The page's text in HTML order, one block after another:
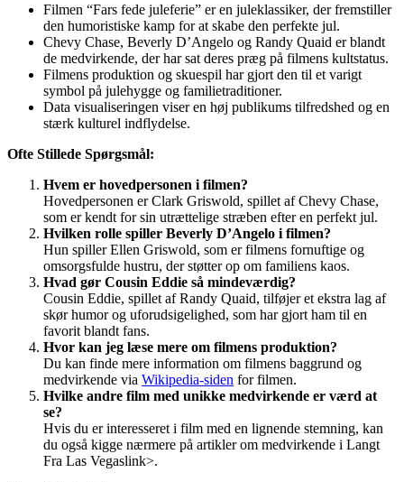
Filmen “Fars fede juleferie” er en juleklassiker, der fremstiller
den humoristiske kamp for at skabe den perfekte jul.
Chevy Chase, Beverly D’Angelo og Randy Quaid er blandt
de medvirkende, der har sat deres præg på filmens kultstatus.
Filmens produktion og skuespil har gjort den til et varigt
symbol på julehygge og familietraditioner.
Data visualiseringen viser en høj publikums tilfredshed og en
stærk kulturel indflydelse.
Ofte Stillede Spørgsmål:
Hvem er hovedpersonen i filmen?
Hovedpersonen er Clark Griswold, spillet af Chevy Chase,
som er kendt for sin utrættelige stræben efter en perfekt jul.
Hvilken rolle spiller Beverly D’Angelo i filmen?
Hun spiller Ellen Griswold, som er filmens fornuftige og
omsorgsfulde hustru, der støtter op om familiens kaos.
Hvad gør Cousin Eddie så mindeværdig?
Cousin Eddie, spillet af Randy Quaid, tilføjer et ekstra lag af
skør humor og uforudsigelighed, som har gjort ham til en
favorit blandt fans.
Hvor kan jeg læse mere om filmens produktion?
Du kan finde mere information om filmens baggrund og
medvirkende via Wikipedia-siden for filmen.
Hvilke andre film med unikke medvirkende er værd at
se?
Hvis du er interesseret i film med en lignende stemning, kan
du også kigge nærmere på artikler om medvirkende i Langt
Fra Las Vegaslink>.